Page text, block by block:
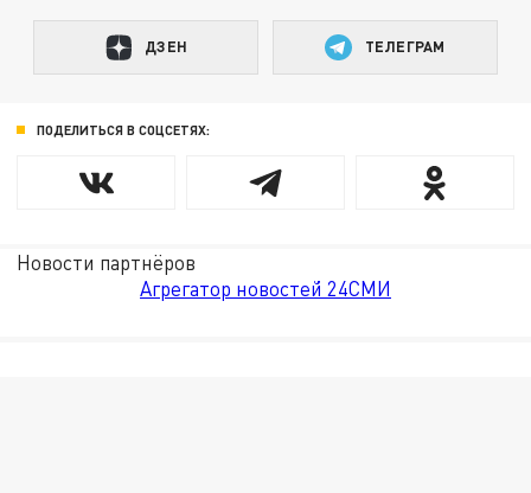
ДЗЕН ТЕЛЕГРАМ
ПОДЕЛИТЬСЯ В СОЦСЕТЯХ:
Новости партнёров
Агрегатор новостей 24СМИ